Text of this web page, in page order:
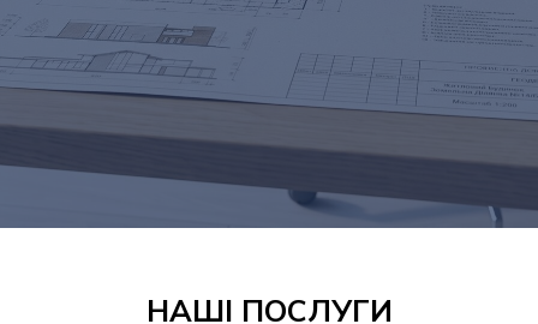
Дозвільна документація на будівництво/
реконструкцію
Експертна оцінка майна
Оцінка доступності приміщення для МГН
НАШІ ПОСЛУГИ